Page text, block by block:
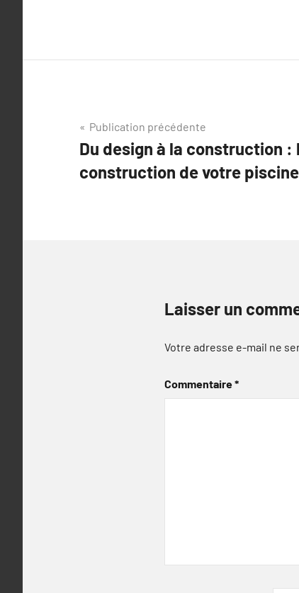
Navigation
de
l’article
Publication précédente
Du design à la construction :
construction de votre piscine
Laisser un
Votre adresse e-mail ne
Commentaire*